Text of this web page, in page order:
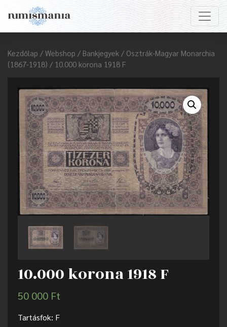
Kezdőlap / Webshop / Bankjegyek / Osztrák-Magyar Monarchia
(1867-1918) / 10.000 korona 1918 F
10.000 korona 1918 F
50 000 Ft
Tartásfok: F